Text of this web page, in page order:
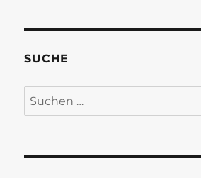
SUCHE
Suchen
nach: